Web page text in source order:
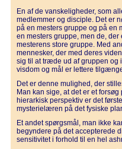
En af de vanskeligheder, som
medlemmer og disciple. Det er
på en mesters gruppe og på en
en mesters gruppe, men de,
mesterens store gruppe. Med
mennesker, der med deres
sig til at træde ud af gruppen og
visdom og mål er lettere
Det er denne mulighed, der
Man kan sige, at det er et
hierarkisk perspektiv er det
mysterielæren på det fysiske
Et andet spørgsmål, man ikke
begyndere på det accepterede
sensitivitet i forhold til en hel